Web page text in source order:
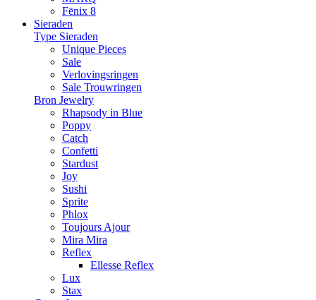
Fēnix 8
Sieraden
Type Sieraden
Unique Pieces
Sale
Verlovingsringen
Sale Trouwringen
Bron Jewelry
Rhapsody in Blue
Poppy
Catch
Confetti
Stardust
Joy
Sushi
Sprite
Phlox
Toujours Ajour
Mira Mira
Reflex
Ellesse Reflex
Lux
Stax